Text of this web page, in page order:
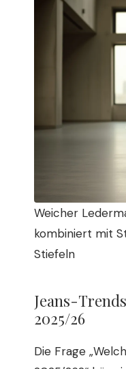
Weicher
kombiniert mit
Stiefeln
Jeans-
2025/26
Die Frage